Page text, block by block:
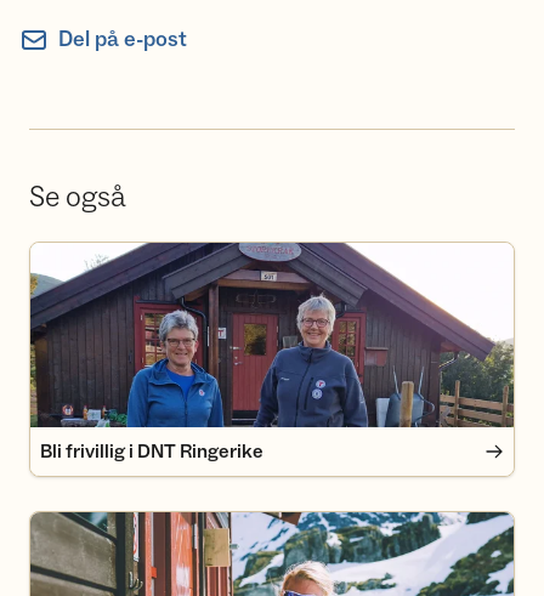
Del på e-post
Se også
Bli frivillig i DNT Ringerike
Bli frivillig i DNT Ringerike
Bli medlem